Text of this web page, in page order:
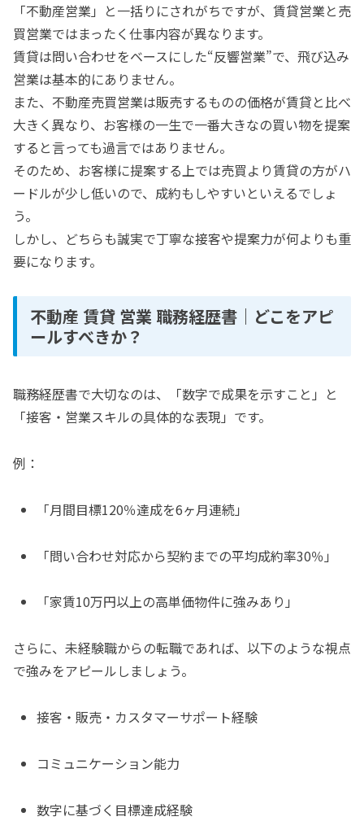
「不動産営業」と一括りにされがちですが、賃貸営業と売
買営業ではまったく仕事内容が異なります。
賃貸は問い合わせをベースにした“反響営業”で、飛び込み
営業は基本的にありません。
また、不動産売買営業は販売するものの価格が賃貸と比べ
大きく異なり、お客様の一生で一番大きなの買い物を提案
すると言っても過言ではありません。
そのため、お客様に提案する上では売買より賃貸の方がハ
ードルが少し低いので、成約もしやすいといえるでしょ
う。
しかし、どちらも誠実で丁寧な接客や提案力が何よりも重
要になります。
不動産 賃貸 営業 職務経歴書｜どこをアピ
ールすべきか？
職務経歴書で大切なのは、「数字で成果を示すこと」と
「接客・営業スキルの具体的な表現」です。
例：
「月間目標120％達成を6ヶ月連続」
「問い合わせ対応から契約までの平均成約率30％」
「家賃10万円以上の高単価物件に強みあり」
さらに、未経験職からの転職であれば、以下のような視点
で強みをアピールしましょう。
接客・販売・カスタマーサポート経験
コミュニケーション能力
数字に基づく目標達成経験